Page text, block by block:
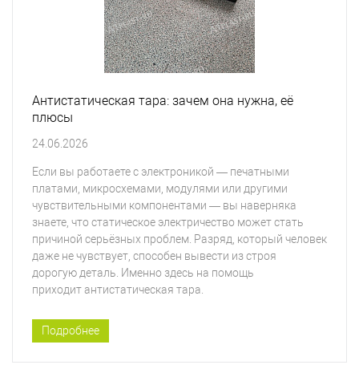
Антистатическая тара: зачем она нужна, её
плюсы
24.06.2026
Если вы работаете с электроникой — печатными
платами, микросхемами, модулями или другими
чувствительными компонентами — вы наверняка
знаете, что статическое электричество может стать
причиной серьёзных проблем. Разряд, который человек
даже не чувствует, способен вывести из строя
дорогую деталь. Именно здесь на помощь
приходит антистатическая тара.
Подробнее